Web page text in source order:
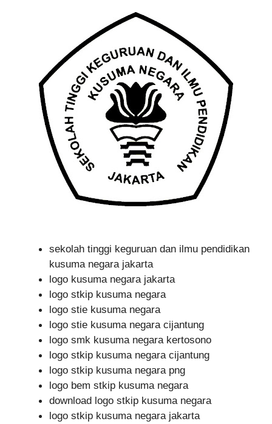
sekolah tinggi keguruan dan ilmu pendidikan
kusuma negara jakarta
logo kusuma negara jakarta
logo stkip kusuma negara
logo stie kusuma negara
logo stie kusuma negara cijantung
logo smk kusuma negara kertosono
logo stkip kusuma negara cijantung
logo stkip kusuma negara png
logo bem stkip kusuma negara
download logo stkip kusuma negara
logo stkip kusuma negara jakarta